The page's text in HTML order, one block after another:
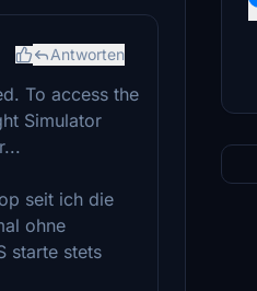
Antworten
To access the
Simulator
seit ich die
ohne
starte stets